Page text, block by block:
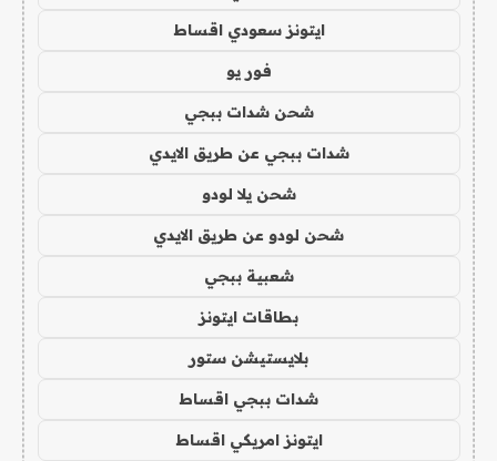
ايتونز سعودي اقساط
فور يو
شحن شدات ببجي
شدات ببجي عن طريق الايدي
شحن يلا لودو
شحن لودو عن طريق الايدي
شعبية ببجي
بطاقات ايتونز
بلايستيشن ستور
شدات ببجي اقساط
ايتونز امريكي اقساط